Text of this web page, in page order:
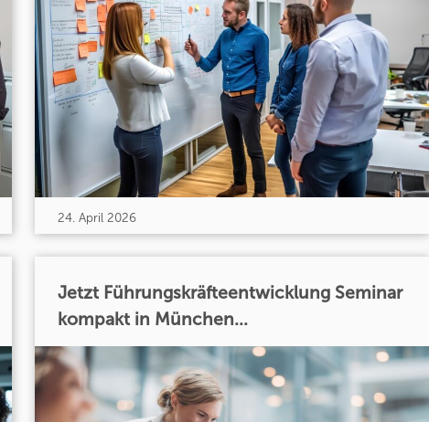
24. April 2026
Jetzt Führungskräfteentwicklung Seminar
kompakt in München...